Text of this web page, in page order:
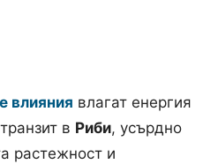
влияния влагат енергия
в Риби, усърдно
растежност и